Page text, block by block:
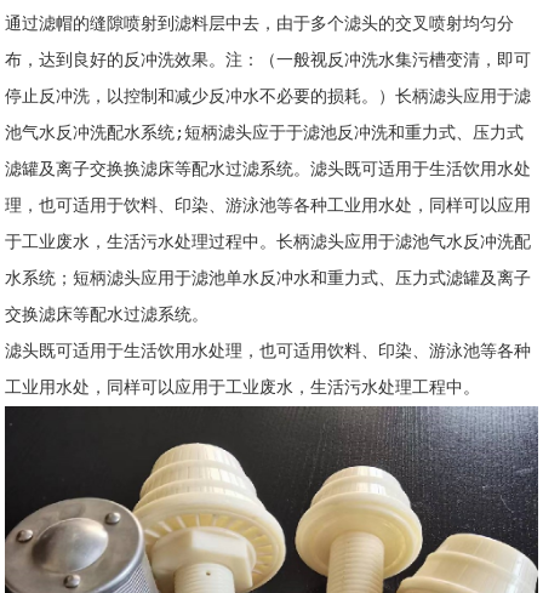
通过滤帽的缝隙喷射到滤料层中去，由于多个滤头的交叉喷射均匀分
布，达到良好的反冲洗效果。注：（一般视反冲洗水集污槽变清，即可
停止反冲洗，以控制和减少反冲水不必要的损耗。）长柄滤头应用于滤
池气水反冲洗配水系统;短柄滤头应于于滤池反冲洗和重力式、压力式
滤罐及离子交换换滤床等配水过滤系统。滤头既可适用于生活饮用水处
理，也可适用于饮料、印染、游泳池等各种工业用水处，同样可以应用
于工业废水，生活污水处理过程中。长柄滤头应用于滤池气水反冲洗配
水系统；短柄滤头应用于滤池单水反冲水和重力式、压力式滤罐及离子
交换滤床等配水过滤系统。
滤头既可适用于生活饮用水处理，也可适用饮料、印染、游泳池等各种
工业用水处，同样可以应用于工业废水，生活污水处理工程中。